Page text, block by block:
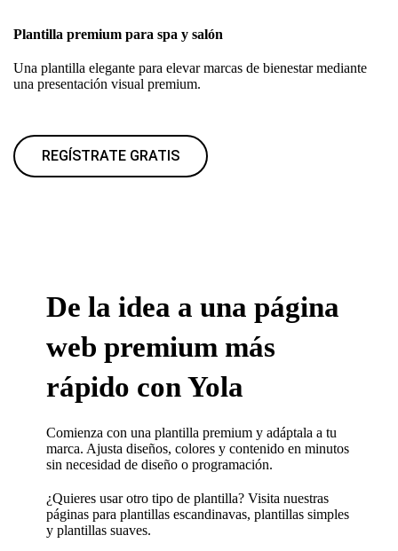
Plantilla premium para spa y salón
Una plantilla elegante para elevar marcas de bienestar mediante
una presentación visual premium.
REGÍSTRATE GRATIS
De la idea a una página
web premium más
rápido con Yola
Comienza con una plantilla premium y adáptala a tu
marca. Ajusta diseños, colores y contenido en minutos
sin necesidad de diseño o programación.
¿Quieres usar otro tipo de plantilla? Visita nuestras
páginas paraplantillas escandinavas,plantillas simples
yplantillas suaves.